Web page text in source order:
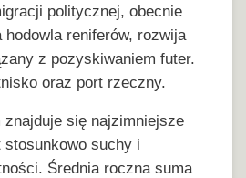
politycznej, obecnie
reniferów, rozwija
z pozyskiwaniem futer.
oraz port rzeczny.
się najzimniejsze
suchy i
Średnia roczna suma